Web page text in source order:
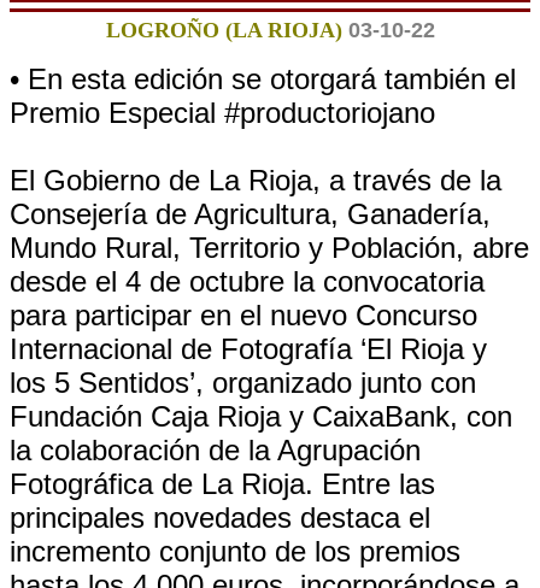
LOGROÑO (LA RIOJA) 03-10-22
• En esta edición se otorgará también el
Premio Especial #productoriojano
El Gobierno de La Rioja, a través de la
Consejería de Agricultura, Ganadería,
Mundo Rural, Territorio y Población, abre
desde el 4 de octubre la convocatoria
para participar en el nuevo Concurso
Internacional de Fotografía ‘El Rioja y
los 5 Sentidos’, organizado junto con
Fundación Caja Rioja y CaixaBank, con
la colaboración de la Agrupación
Fotográfica de La Rioja. Entre las
principales novedades destaca el
incremento conjunto de los premios